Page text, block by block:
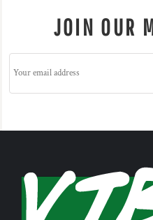
JOIN OUR